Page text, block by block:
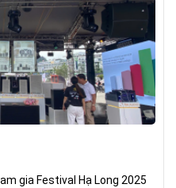
gia Festival Hạ Long 2025